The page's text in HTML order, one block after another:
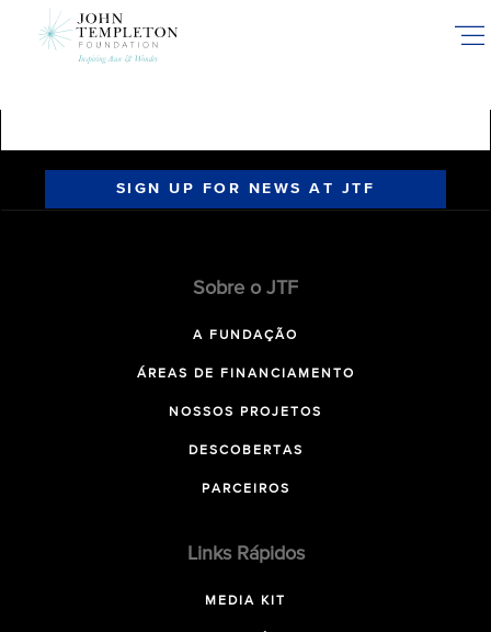
SIGN UP FOR NEWS AT JTF
Sobre o JTF
A FUNDAÇÃO
ÁREAS DE FINANCIAMENTO
NOSSOS PROJETOS
DESCOBERTAS
PARCEIROS
Links Rápidos
MEDIA KIT